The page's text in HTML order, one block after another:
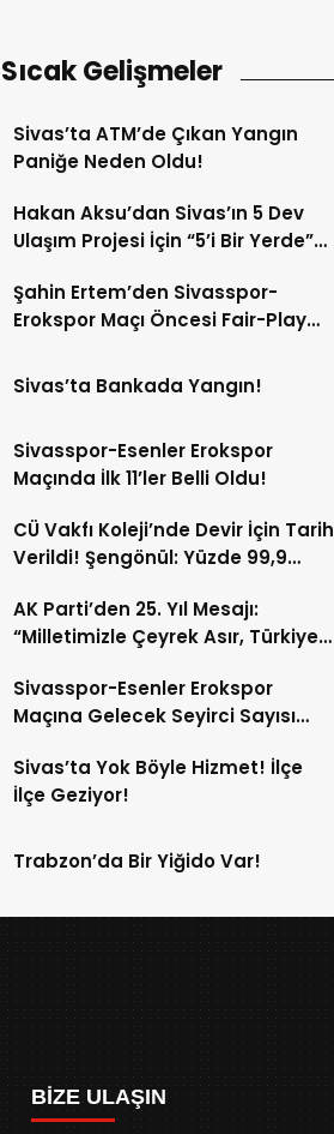
Sıcak Gelişmeler
Sivas’ta ATM’de Çıkan Yangın
Paniğe Neden Oldu!
Hakan Aksu’dan Sivas’ın 5 Dev
Ulaşım Projesi İçin “5’i Bir Yerde”
Şahin Ertem’den Sivasspor-
Erokspor Maçı Öncesi Fair-Play
Sivas’ta Bankada Yangın!
Sivasspor-Esenler Erokspor
Maçında İlk 11’ler Belli Oldu!
CÜ Vakfı Koleji’nde Devir İçin Tarih
Verildi! Şengönül: Yüzde 99,9
AK Parti’den 25. Yıl Mesajı:
“Milletimizle Çeyrek Asır, Türkiye
Sivasspor-Esenler Erokspor
Maçına Gelecek Seyirci Sayısı
Sivas’ta Yok Böyle Hizmet! İlçe
İlçe Geziyor!
Trabzon’da Bir Yiğido Var!
BİZE ULAŞIN